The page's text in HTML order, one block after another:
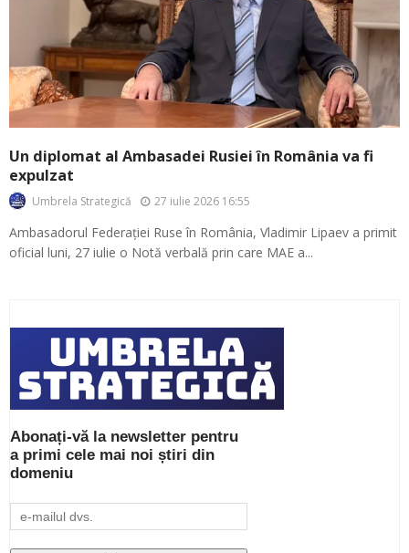
Un diplomat al Ambasadei Rusiei în România va fi
expulzat
Umbrela Strategică 27 iulie 2026 16:55
Ambasadorul Federației Ruse în România, Vladimir Lipaev a primit
oficial luni, 27 iulie o Notă verbală prin care MAE a...
Abonați-vă la newsletter pentru
a primi cele mai noi știri din
domeniu